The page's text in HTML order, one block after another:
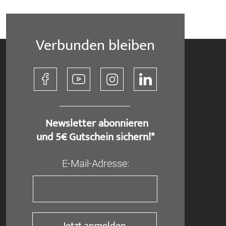
Verbunden bleiben
​ Newsletter abonnieren
und 5€ Gutschein sichern!*
E-Mail-Adresse: